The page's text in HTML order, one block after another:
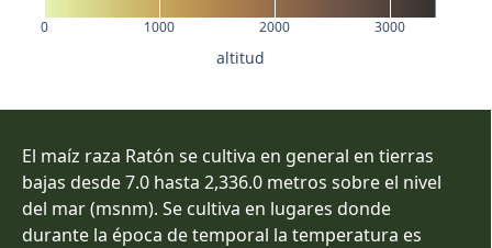
0 1000 2000 3000
altitud
El maíz raza Ratón se cultiva en general en tierras
bajas desde 7.0 hasta 2,336.0 metros sobre el nivel
del mar (msnm). Se cultiva en lugares donde
durante la época de temporal la temperatura es